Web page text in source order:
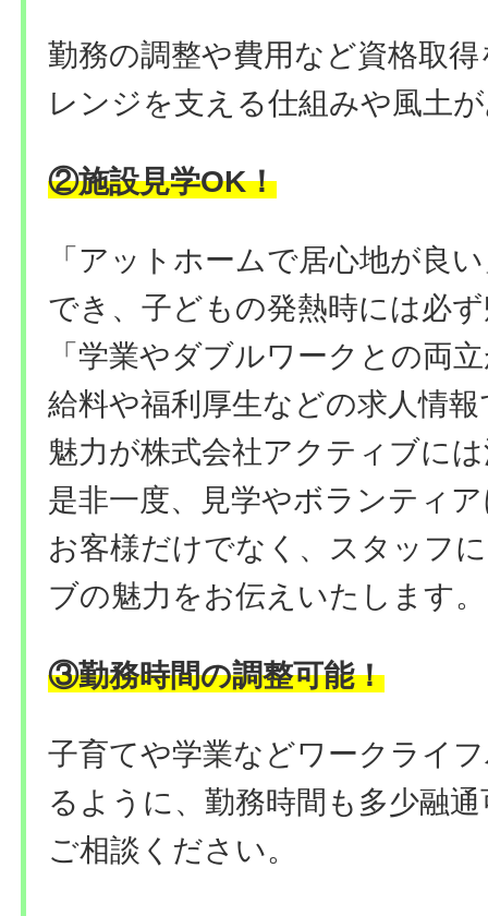
勤務の調整や費用など資格取
レンジを支える仕組みや風土
②施設見学OK！
「アットホームで居心地が良
でき、子どもの発熱時には必
「学業やダブルワークとの両
給料や福利厚生などの求人情
魅力が株式会社アクティブに
是非一度、見学やボランティ
お客様だけでなく、スタッフ
ブの魅力をお伝えいたします。
③勤務時間の調整可能！
子育てや学業などワークライ
るように、勤務時間も多少融
ご相談ください。